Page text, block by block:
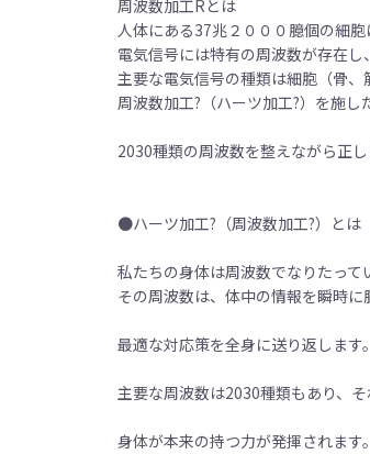
周波数加工Rとは
人体にある37兆２０００臆個の細
電気信号には特有の周波数が存在し
主要な電気信号の種類は細胞（骨、
周波数加工?（ハーツ加工?）を施し
2030種類の周波数を整えながら正
●ハーツ加工?（周波数加工?）とは
私たちの身体は周波数でなりたって
その周波数は、体中の情報を瞬時に
最適な対応策を全身に送り返します。
主要な周波数は2030種類もあり、
身体が本来の持つ力が発揮されます。